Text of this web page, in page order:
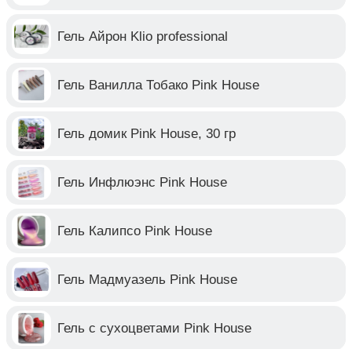
Гель Айрон Klio professional
Гель Ванилла Тобако Pink House
Гель домик Pink House, 30 гр
Гель Инфлюэнс Pink House
Гель Калипсо Pink House
Гель Мадмуазель Pink House
Гель с сухоцветами Pink House